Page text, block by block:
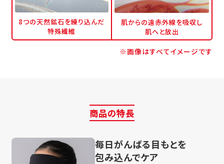
8つの天然鉱石を練り込んだ
特殊繊維
肌からの遠赤外線を吸収し
肌へと放出
※画像はすべてイメージです
商品の特長
毎日がんばる目もとを
包み込んでケア